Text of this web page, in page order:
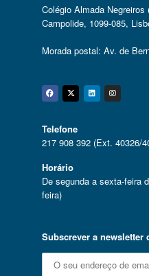
Colégio Almada
Campolide, 1099-085,
Morada postal: Av. de
Facebook
Twitter
Telefone
217 908 392 (Ext. 40326/
Horário
De segunda a sexta-feira
feira)
Subscrever a newsletter